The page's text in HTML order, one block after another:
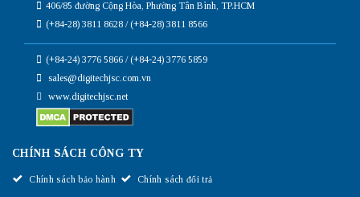
406/85 đường Cộng Hòa, Phường Tân Bình, TP.HCM
(+84-28) 3811 8628 / (+84-28) 3811 8566
(+84-24) 3776 5866 / (+84-24) 3776 5859
sales@digitechjsc.com.vn
www.digitechjsc.net
CHÍNH SÁCH CÔNG TY
Chính sách bảo hành Chính sách đổi trả